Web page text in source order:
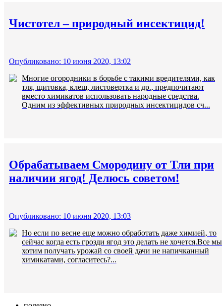
Чистотел – природный инсектицид!
Опубликовано: 10 июня 2020, 13:02
Многие огородники в борьбе с такими вредителями, как
тля, щитовка, клещ, листовертка и др., предпочитают
вместо химикатов использовать народные средства.
Одним из эффективных природных инсектицидов сч...
Обрабатываем Смородину от Тли при
наличии ягод! Делюсь советом!
Опубликовано: 10 июня 2020, 13:03
Но если по весне еще можно обработать даже химией, то
сейчас когда есть грозди ягод это делать не хочется.Все мы
хотим получать урожай со своей дачи не напичканный
химикатами, согласитесь?...